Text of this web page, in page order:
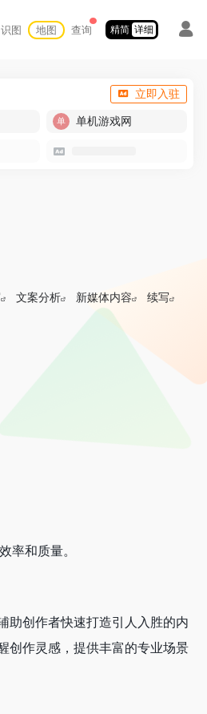
识图 地图 查询 精简 详细
立即入驻
单机游戏网
文案分析 新媒体内容
续写
率和质量。
助创作者快速打造引人入胜的内
创作灵感，提供丰富的专业场景